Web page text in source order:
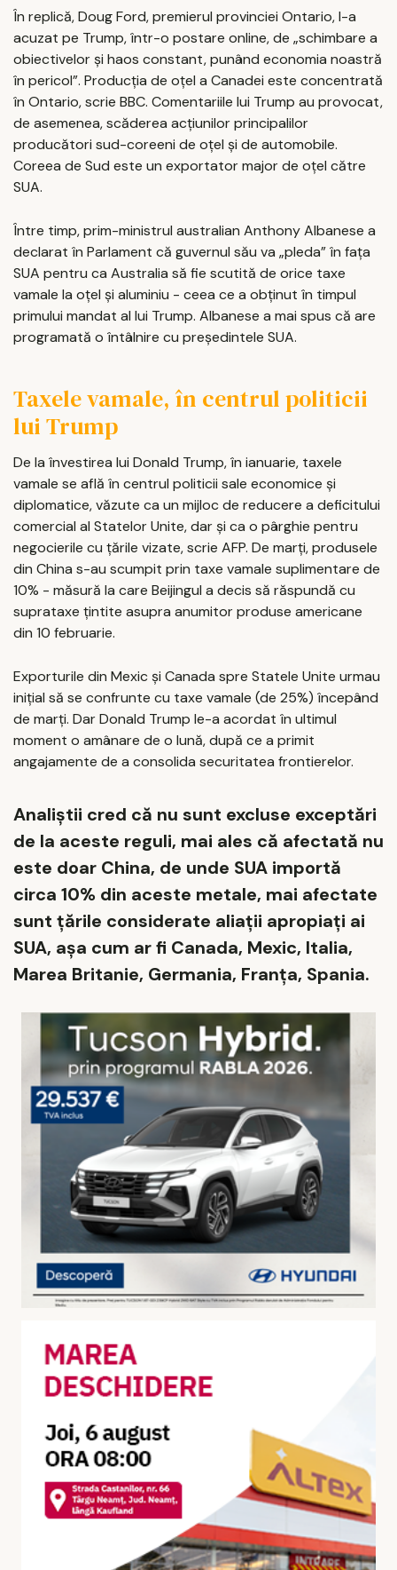
În replică, Doug Ford, premierul provinciei Ontario, l-a
acuzat pe Trump, într-o postare online, de „schimbare a
obiectivelor și haos constant, punând economia noastră
în pericol”. Producția de oțel a Canadei este concentrată
în Ontario, scrie BBC. Comentariile lui Trump au provocat,
de asemenea, scăderea acțiunilor principalilor
producători sud-coreeni de oțel și de automobile.
Coreea de Sud este un exportator major de oțel către
SUA.
Între timp, prim-ministrul australian Anthony Albanese a
declarat în Parlament că guvernul său va „pleda” în fața
SUA pentru ca Australia să fie scutită de orice taxe
vamale la oțel și aluminiu - ceea ce a obținut în timpul
primului mandat al lui Trump. Albanese a mai spus că are
programată o întâlnire cu președintele SUA.
Taxele vamale, în centrul politicii
lui Trump
De la învestirea lui Donald Trump, în ianuarie, taxele
vamale se află în centrul politicii sale economice şi
diplomatice, văzute ca un mijloc de reducere a deficitului
comercial al Statelor Unite, dar şi ca o pârghie pentru
negocierile cu ţările vizate, scrie AFP. De marţi, produsele
din China s-au scumpit prin taxe vamale suplimentare de
10% - măsură la care Beijingul a decis să răspundă cu
suprataxe ţintite asupra anumitor produse americane
din 10 februarie.
Exporturile din Mexic şi Canada spre Statele Unite urmau
iniţial să se confrunte cu taxe vamale (de 25%) începând
de marţi. Dar Donald Trump le-a acordat în ultimul
moment o amânare de o lună, după ce a primit
angajamente de a consolida securitatea frontierelor.
Analiștii cred că nu sunt excluse exceptări
de la aceste reguli, mai ales că afectată nu
este doar China, de unde SUA importă
circa 10% din aceste metale, mai afectate
sunt țările considerate aliații apropiați ai
SUA, așa cum ar fi Canada, Mexic, Italia,
Marea Britanie, Germania, Franța, Spania.